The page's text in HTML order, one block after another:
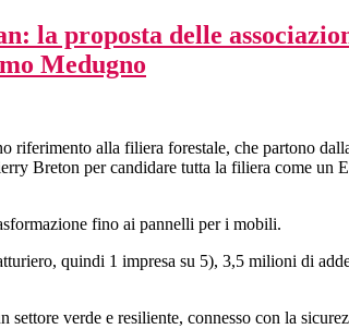
la proposta delle
Medugno
riferimento alla filiera forestale, che partono
Breton per candidare tutta la filiera come un
fino ai pannelli per i mobili.
quindi 1 impresa su 5), 3,5 milioni di
verde e resiliente, connesso con la